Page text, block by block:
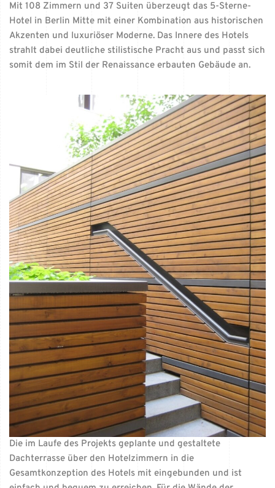
Mit 108 Zimmern und 37 Suiten überzeugt das 5-Sterne-
Hotel in Berlin Mitte mit einer Kombination aus historischen
Akzenten und luxuriöser Moderne. Das Innere des Hotels
strahlt dabei deutliche stilistische Pracht aus und passt sich
somit dem im Stil der Renaissance erbauten Gebäude an.
Die im Laufe des Projekts geplante und gestaltete
Dachterrasse über den Hotelzimmern in die
Gesamtkonzeption des Hotels mit eingebunden und ist